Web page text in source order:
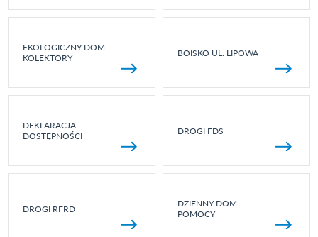
EKOLOGICZNY DOM -
KOLEKTORY
BOISKO UL. LIPOWA
DEKLARACJA
DOSTĘPNOŚCI
DROGI FDS
DROGI RFRD
DZIENNY DOM
POMOCY